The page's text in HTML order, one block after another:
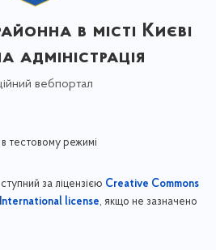
в місті Києві
адміністрація
вебпортал
тестовому режимі
за ліцензією Creative Commons
license, якщо не зазначено